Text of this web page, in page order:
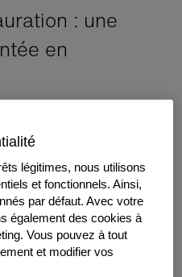
: une
en
les
restauration ont un
pour rester attractifs
le ton de ce marché en
révélant des chiffres à la
l’hôtellerie-restauration a
légitimes, nous utilisons
et fonctionnels. Ainsi,
par défaut. Avec votre
également des cookies à
Vous pouvez à tout
et modifier vos